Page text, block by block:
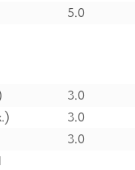
5.0
3.0
3.0
3.0